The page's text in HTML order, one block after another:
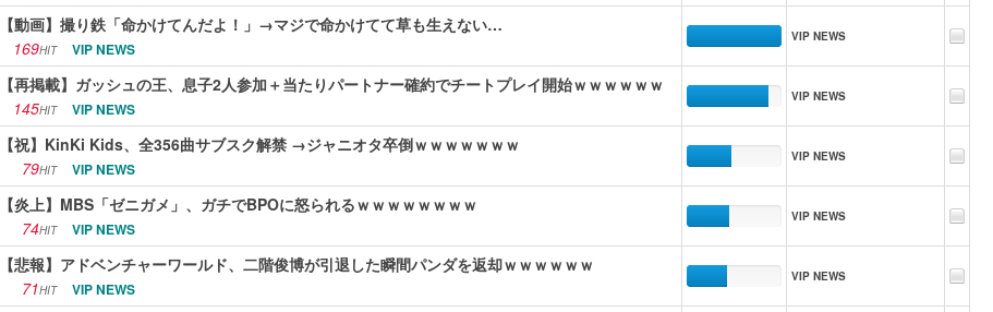
【動画】撮り鉄「命かけてんだよ！」→マジで命かけてて草も生えない…
169HIT VIP NEWS
VIP NEWS
【再掲載】ガッシュの王、息子2人参加＋当たりパートナー確約でチートプレイ開始ｗｗｗｗｗｗ
145HIT VIP NEWS
VIP NEWS
【祝】KinKi Kids、全356曲サブスク解禁 →ジャニオタ卒倒ｗｗｗｗｗｗｗ
79HIT VIP NEWS
VIP NEWS
【炎上】MBS「ゼニガメ」、ガチでBPOに怒られるｗｗｗｗｗｗｗｗ
74HIT VIP NEWS
VIP NEWS
【悲報】アドベンチャーワールド、二階俊博が引退した瞬間パンダを返却ｗｗｗｗｗｗ
71HIT VIP NEWS
VIP NEWS